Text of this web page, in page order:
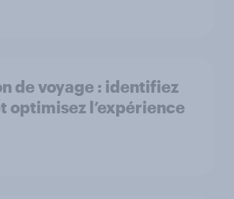
de voyage : identifiez
optimisez l’expérience